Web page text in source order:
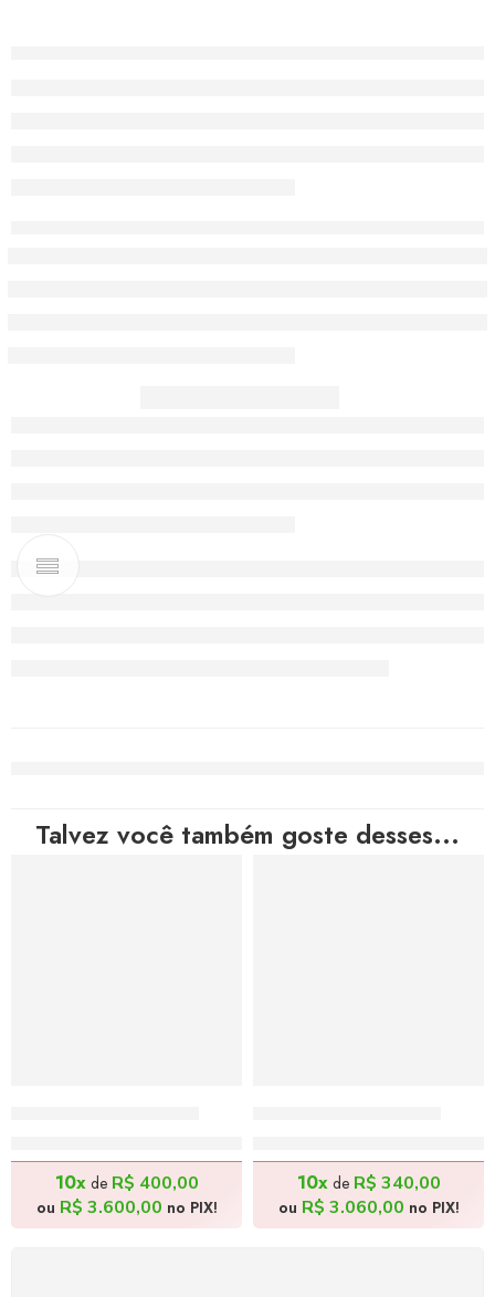
Talvez você também goste desses...
10xde R$ 400,00
ou R$ 3.600,00 no PIX!
10xde R$ 340,00
ou R$ 3.060,00 no PIX!